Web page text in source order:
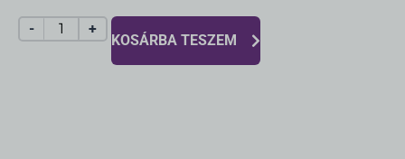
- +
KOSÁRBA TESZEM